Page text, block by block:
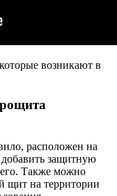
возникают в
расположен на
защитную
Также можно
щит на территории